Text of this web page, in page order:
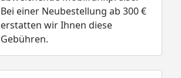
Bei einer Neubestellung ab 300 €
erstatten wir Ihnen diese
Gebühren.